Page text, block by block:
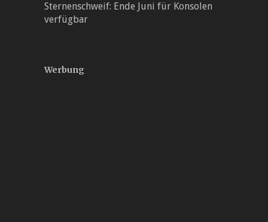
Sternenschweif: Ende Juni für Konsolen
verfügbar
Werbung